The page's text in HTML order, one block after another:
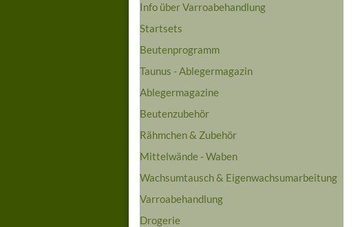
Info über Varroabehandlung
Startsets
Beutenprogramm
Taunus - Ablegermagazin
Ablegermagazine
Beutenzubehör
Rähmchen & Zubehör
Mittelwände - Waben
Wachsumtausch & Eigenwachsumarbeitung
Varroabehandlung
Drogerie